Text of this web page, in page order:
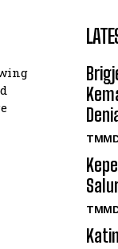
TMMD
TMMD